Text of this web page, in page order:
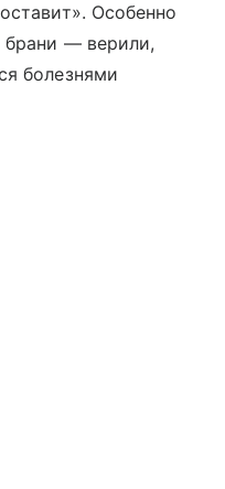
Особенно
брани — верили,
болезнями